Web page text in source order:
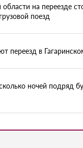
на переезде
поезд
переезд в
ночей подряд